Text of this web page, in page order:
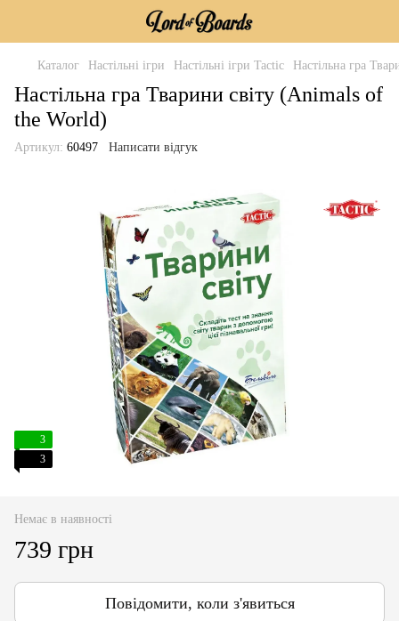
Каталог Настільні ігри Настільні ігри Tactic Настільна гра
Настільна гра Тварини світу (Animals of
the World)
Артикул: 60497 Написати відгук
3
3
Немає в наявності
739 грн
Повідомити, коли з'явиться